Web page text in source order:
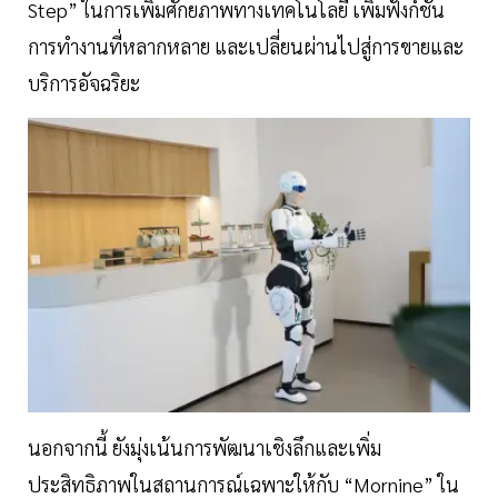
Step” ในการเพิ่มศักยภาพทางเทคโนโลยี เพิ่มฟังก์ชัน
การทำงานที่หลากหลาย และเปลี่ยนผ่านไปสู่การขายและ
บริการอัจฉริยะ
นอกจากนี้ ยังมุ่งเน้นการพัฒนาเชิงลึกและเพิ่ม
ประสิทธิภาพในสถานการณ์เฉพาะให้กับ “Mornine” ใน